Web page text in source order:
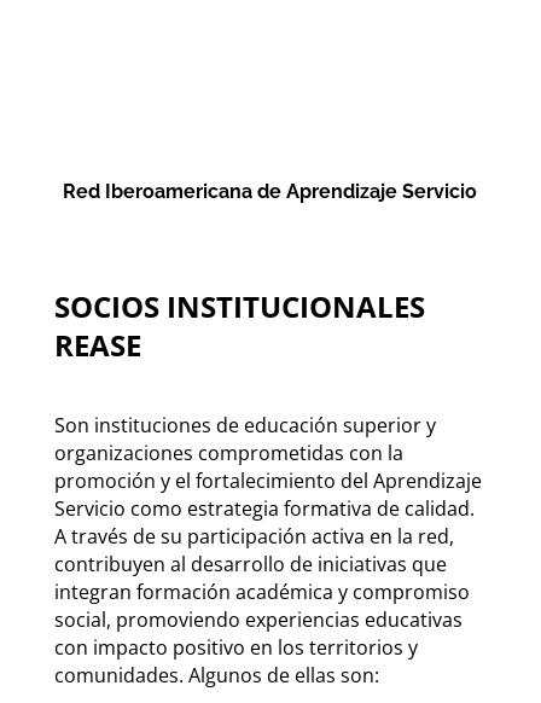
Red Iberoamericana de Aprendizaje Servicio
SOCIOS INSTITUCIONALES
REASE
Son instituciones de educación superior y
organizaciones comprometidas con la
promoción y el fortalecimiento del Aprendizaje
Servicio como estrategia formativa de calidad.
A través de su participación activa en la red,
contribuyen al desarrollo de iniciativas que
integran formación académica y compromiso
social, promoviendo experiencias educativas
con impacto positivo en los territorios y
comunidades. Algunos de ellas son: